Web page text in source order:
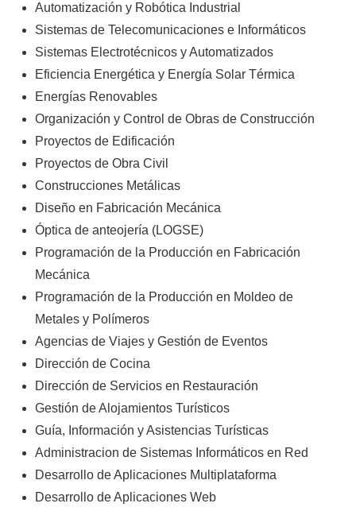
Automatización y Robótica Industrial
Sistemas de Telecomunicaciones e Informáticos
Sistemas Electrotécnicos y Automatizados
Eficiencia Energética y Energía Solar Térmica
Energías Renovables
Organización y Control de Obras de Construcción
Proyectos de Edificación
Proyectos de Obra Civil
Construcciones Metálicas
Diseño en Fabricación Mecánica
Óptica de anteojería (LOGSE)
Programación de la Producción en Fabricación
Mecánica
Programación de la Producción en Moldeo de
Metales y Polímeros
Agencias de Viajes y Gestión de Eventos
Dirección de Cocina
Dirección de Servicios en Restauración
Gestión de Alojamientos Turísticos
Guía, Información y Asistencias Turísticas
Administracion de Sistemas Informáticos en Red
Desarrollo de Aplicaciones Multiplataforma
Desarrollo de Aplicaciones Web